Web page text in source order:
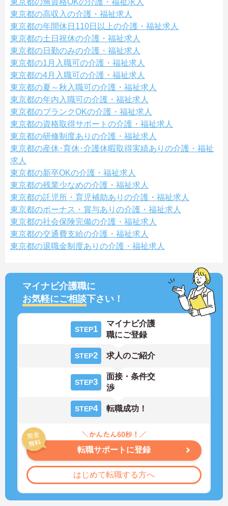
東京都の高収入の介護・福祉求人
東京都の年間休日110日以上の介護・福祉求人
東京都の土日祝休の介護・福祉求人
東京都の日勤のみの介護・福祉求人
東京都の1月入職可の介護・福祉求人
東京都の4月入職可の介護・福祉求人
東京都の夏～秋入職可の介護・福祉求人
東京都の年内入職可の介護・福祉求人
東京都のブランクOKの介護・福祉求人
東京都の資格取得サポートの介護・福祉求人
東京都の研修制度ありの介護・福祉求人
東京都の産休･育休･介護休暇取得実績ありの介護・福祉
求人
東京都の新卒OKの介護・福祉求人
東京都の残業少なめの介護・福祉求人
東京都の託児所・育児補助ありの介護・福祉求人
東京都のボーナス・賞与ありの介護・福祉求人
東京都の社会保険完備の介護・福祉求人
東京都の交通費支給の介護・福祉求人
東京都の退職金制度ありの介護・福祉求人
マイナビ介護職に
お気軽にご相談下さい！
STEP1
マイナビ介護
職にご登録
STEP2 求人のご紹介
STEP3
面接・条件交
渉
STEP4 転職成功！
転職サポートに登録
はじめて転職する方へ